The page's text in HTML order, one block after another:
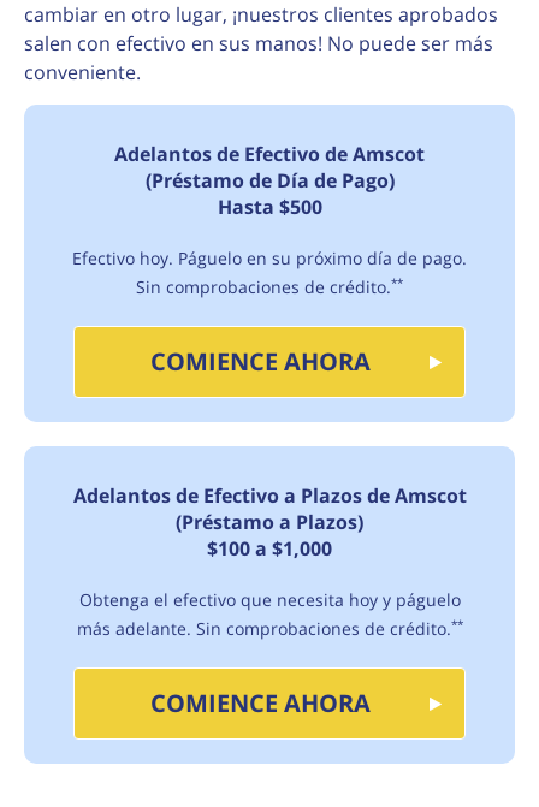
cambiar en otro lugar, ¡nuestros clientes aprobados
salen con efectivo en sus manos! No puede ser más
conveniente.
Adelantos de Efectivo de Amscot
(Préstamo de Día de Pago)
Hasta $500
Efectivo hoy. Páguelo en su próximo día de pago.
Sin comprobaciones de crédito.**
COMIENCE AHORA
Adelantos de Efectivo a Plazos de Amscot
(Préstamo a Plazos)
$100 a $1,000
Obtenga el efectivo que necesita hoy y páguelo
más adelante. Sin comprobaciones de crédito.**
COMIENCE AHORA